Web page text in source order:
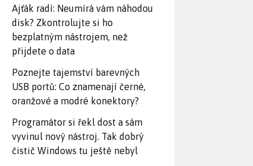
Ajťák radí: Neumírá vám náhodou
disk? Zkontrolujte si ho
bezplatným nástrojem, než
přijdete o data
Poznejte tajemství barevných
USB portů: Co znamenají černé,
oranžové a modré konektory?
Programátor si řekl dost a sám
vyvinul nový nástroj. Tak dobrý
čistič Windows tu ještě nebyl